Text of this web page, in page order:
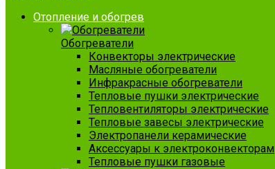
Отопление и обогрев
Обогреватели
Конвекторы электрические
Масляные обогреватели
Инфракрасные обогреватели
Тепловые пушки электрические
Тепловентиляторы электрические
Тепловые завесы электрические
Электропанели керамические
Аксессуары к электроконвекторам
Тепловые пушки газовые